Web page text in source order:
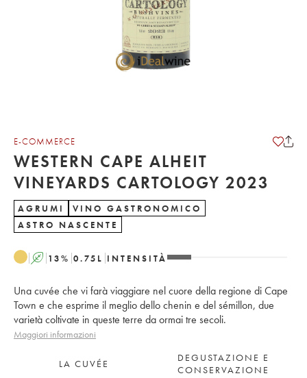
E-COMMERCE
WESTERN CAPE ALHEIT
VINEYARDS CARTOLOGY 2023
AGRUMI
VINO GASTRONOMICO
ASTRO NASCENTE
A 13% 0.75 L INTENSITÀ
Una cuvée che vi farà viaggiare nel cuore della regione di Cape
Town e che esprime il meglio dello chenin e del sémillon, due
varietà coltivate in queste terre da ormai tre secoli.
Maggiori informazioni
LA CUVÉE
DEGUSTAZIONE E
CONSERVAZIONE